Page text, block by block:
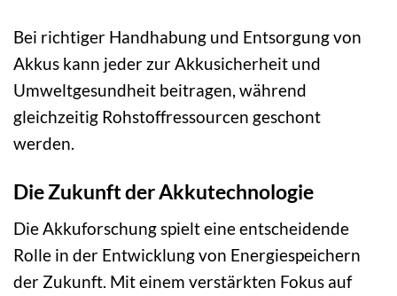
Bei richtiger Handhabung und Entsorgung von
Akkus kann jeder zur Akkusicherheit und
Umweltgesundheit beitragen, während
gleichzeitig Rohstoffressourcen geschont
werden.
Die Zukunft der Akkutechnologie
Die Akkuforschung spielt eine entscheidende
Rolle in der Entwicklung von Energiespeichern
der Zukunft. Mit einem verstärkten Fokus auf